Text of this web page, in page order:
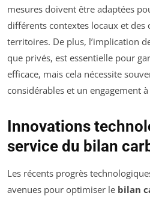
mesures doivent être adaptées
différents contextes locaux et des
territoires. De plus, l’implication
que privés, est essentielle pour
efficace, mais cela nécessite
considérables et un engagement
Innovations
service du bilan
Les récents progrès
avenues pour optimiser le bilan